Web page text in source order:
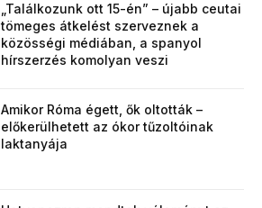
„Találkozunk ott 15-én” – újabb ceutai
tömeges átkelést szerveznek a
közösségi médiában, a spanyol
hírszerzés komolyan veszi
Amikor Róma égett, ők oltották –
előkerülhetett az ókor tűzoltóinak
laktanyája